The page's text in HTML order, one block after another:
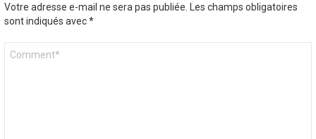
Votre adresse e-mail ne sera pas publiée. Les champs obligatoires
sont indiqués avec*